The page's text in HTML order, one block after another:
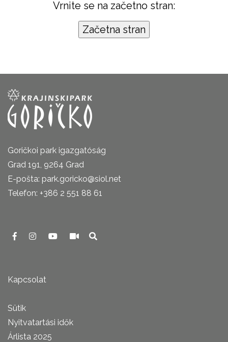
Vrnite se na začetno stran:
Goričkoi park igazgatóság
Grad 191, 9264 Grad
E-pošta: park.goricko@siol.net
Telefon: +386 2 551 88 61
Kapcsolat
Sütik
Nyitvatartási idők
Árlista 2025